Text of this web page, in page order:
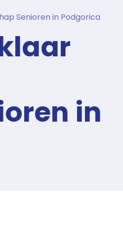
Senioren in Podgorica
in